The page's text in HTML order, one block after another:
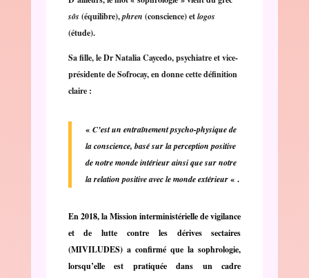
sôs (équilibre),phren (conscience) etlogos
(étude).
Sa fille, le Dr Natalia Caycedo, psychiatre et vice-
présidente de Sofrocay, en donne cette définition
claire :
« C’est un entraînement psycho-physique de
la conscience, basé sur la perception positive
de notre monde intérieur ainsi que sur notre
la relation positive avec le monde extérieur« .
En 2018, la Mission interministérielle de vigilance
et de lutte contre les dérives sectaires
(MIVILUDES) a confirmé que la sophrologie,
lorsqu’elle est pratiquée dans un cadre